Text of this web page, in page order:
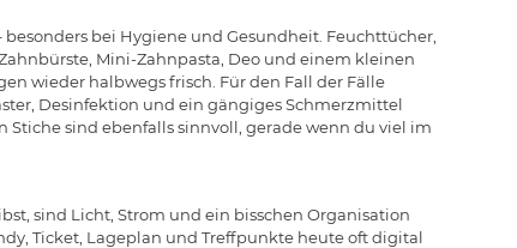
bei Hygiene und Gesundheit. Feuchttücher,
Mini-Zahnpasta, Deo und einem kleinen
wieder halbwegs frisch. Für den Fall der Fälle
Desinfektion und ein gängiges Schmerzmittel
sind ebenfalls sinnvoll, gerade wenn du viel im
sind Licht, Strom und ein bisschen Organisation
Ticket, Lageplan und Treffpunkte heute oft digital